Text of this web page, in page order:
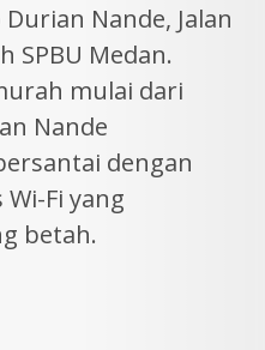
Nande, Jalan
SPBU Medan.
mulai dari
Nande
dengan
Fi yang
betah.